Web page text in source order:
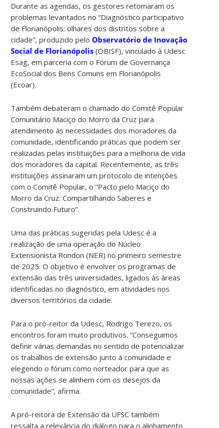
Durante as agendas, os gestores retomaram os
problemas levantados no “Diagnóstico participativo
de Florianópolis: olhares dos distritos sobre a
cidade”, produzido peloObservatório de Inovação
Social de Florianópolis (OBISF), vinculado à Udesc
Esag, em parceria com o Fórum de Governança
EcoSocial dos Bens Comuns em Florianópolis
(Ecoar).
Também debateram o chamado do Comitê Popular
Comunitário Maciço do Morro da Cruz para
atendimento às necessidades dos moradores da
comunidade, identificando práticas que podem ser
realizadas pelas instituições para a melhoria de vida
dos moradores da capital. Recentemente, as três
instituições assinaram um protocolo de intenções
com o Comitê Popular, o “Pacto pelo Maciço do
Morro da Cruz: Compartilhando Saberes e
Construindo Futuro”.
Uma das práticas sugeridas pela Udesc é a
realização de uma operação do Núcleo
Extensionista Rondon (NER) no primeiro semestre
de 2025. O objetivo é envolver os programas de
extensão das três universidades, ligados às áreas
identificadas no diagnóstico, em atividades nos
diversos territórios da cidade.
Para o pró-reitor da Udesc, Rodrigo Terezo, os
encontros foram muito produtivos. “Conseguimos
definir várias demandas no sentido de potencializar
os trabalhos de extensão junto à comunidade e
elegendo o fórum como norteador para que as
nossas ações se alinhem com os desejos da
comunidade”, afirma.
A pró-reitora de Extensão da UFSC também
ressalta a relevância do diálogo para o alinhamento